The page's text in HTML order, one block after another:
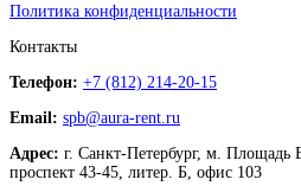
Политика конфиденциальности
Контакты
Телефон: +7 (812) 214-20-15
Email: spb@aura-rent.ru
Адрес: г. Санкт-Петербург, м. Площадь
проспект 43-45, литер. Б, офис 103